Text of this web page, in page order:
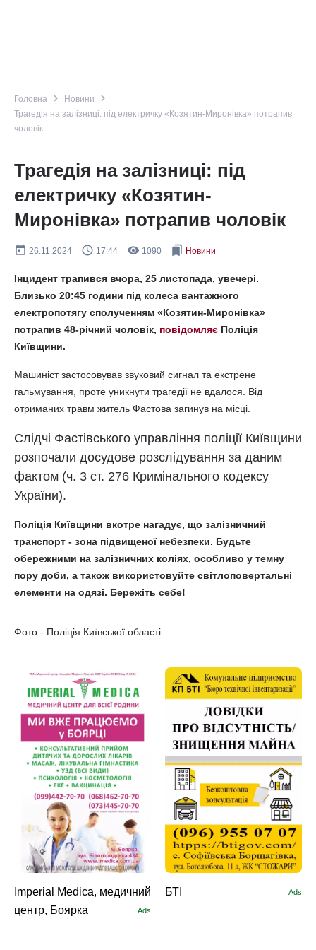
Головна navigate_next Новини navigate_next
Трагедія на залізниці: під електричку «Козятин-Миронівка» потрапив
чоловік
Трагедія на залізниці: під
електричку «Козятин-
Миронівка» потрапив чоловік
today 26.11.2024 query_builder 17:44 remove_red_eye 1090 bookmarks Новини
Інцидент трапився вчора, 25 листопада, увечері.
Близько 20:45 години під колеса вантажного
електропотягу сполученням «Козятин-Миронівка»
потрапив 48-річний чоловік, повідомляє Поліція
Київщини.
Машиніст застосовував звуковий сигнал та екстрене
гальмування, проте уникнути трагедії не вдалося. Від
отриманих травм житель Фастова загинув на місці.
Слідчі Фастівського управління поліції Київщини
розпочали досудове розслідування за даним
фактом (ч. 3 ст. 276 Кримінального кодексу
України).
Поліція Київщини вкотре нагадує, що залізничний
транспорт - зона підвищеної небезпеки. Будьте
обережними на залізничних коліях, особливо у темну
пору доби, а також використовуйте світлоповертальні
елементи на одязі. Бережіть себе!
Фото - Поліція Київської області
Imperial Medica, медичний
центр, Боярка
Ads
БТІ Ads